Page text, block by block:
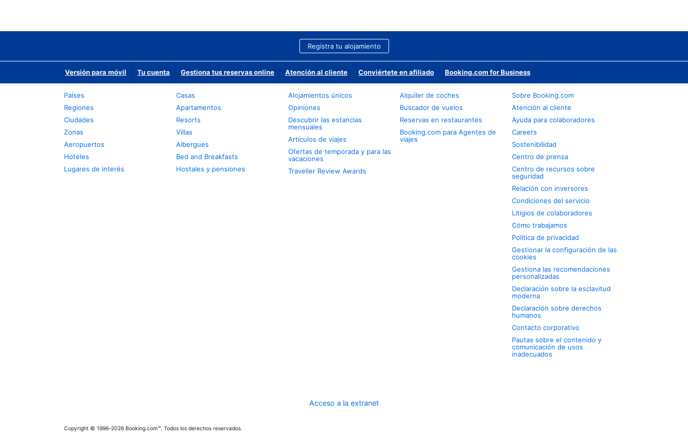
Registra tu alojamiento
Versión para móvil Tu cuenta Gestiona tus reservas online Atención al cliente Conviértete en afiliado Booking.com for Business
Países
Regiones
Ciudades
Zonas
Aeropuertos
Hoteles
Lugares de interés
Casas
Apartamentos
Resorts
Villas
Albergues
Bed and Breakfasts
Hostales y pensiones
Alojamientos únicos
Opiniones
Descubrir las estancias
mensuales
Artículos de viajes
Ofertas de temporada y para las
vacaciones
Traveller Review Awards
Alquiler de coches
Buscador de vuelos
Reservas en restaurantes
Booking.com para Agentes de
viajes
Sobre Booking.com
Atención al cliente
Ayuda para colaboradores
Careers
Sostenibilidad
Centro de prensa
Centro de recursos sobre
seguridad
Relación con inversores
Condiciones del servicio
Litigios de colaboradores
Cómo trabajamos
Política de privacidad
Gestionar la configuración de las
cookies
Gestiona las recomendaciones
personalizadas
Declaración sobre la esclavitud
moderna
Declaración sobre derechos
humanos
Contacto corporativo
Pautas sobre el contenido y
comunicación de usos
inadecuados
Acceso a la extranet
Copyright © 1996–2026 Booking.com™. Todos los derechos reservados.